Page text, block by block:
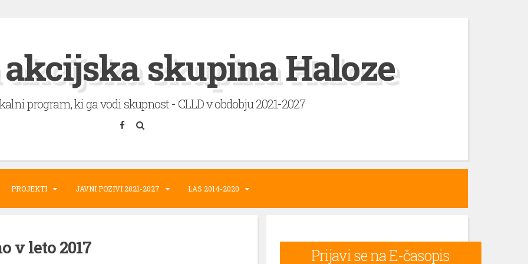
skupina Haloze
program, ki ga vodi skupnost - CLLD v obdobju 2021-2027
PROJEKTI JAVNI POZIVI 2021-2027 LAS 2014-2020
v leto 2017 Prijavi se na E-časopis